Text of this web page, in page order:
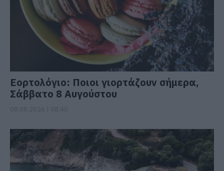
Εορτολόγιο: Ποιοι γιορτάζουν σήμερα,
Σάββατο 8 Αυγούστου